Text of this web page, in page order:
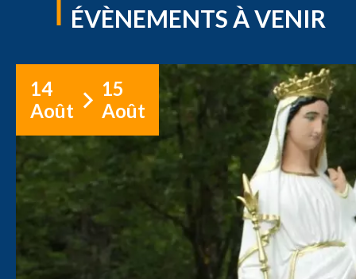
ÉVÈNEMENTS À VENIR
14
Août
15
Août